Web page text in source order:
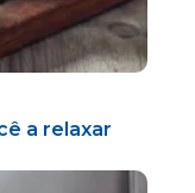
a relaxar